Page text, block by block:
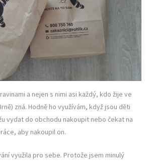
a nejen s nimi asi každý, kdo žije ve
zná. Hodně ho využívám, když jsou děti
vydat do obchodu nakoupit nebo čekat na
aby nakoupil on.
využila pro sebe. Protože jsem minulý